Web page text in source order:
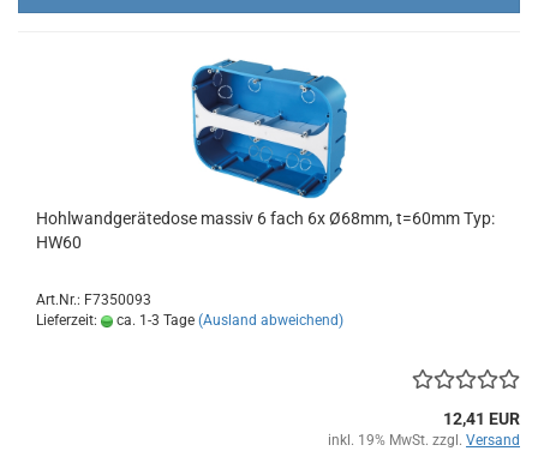
Hohlwandgerätedose massiv 6 fach 6x Ø68mm, t=60mm Typ:
HW60
Art.Nr.: F7350093
Lieferzeit:
ca. 1-3 Tage (Ausland abweichend)
12,41 EUR
inkl. 19% MwSt. zzgl. Versand